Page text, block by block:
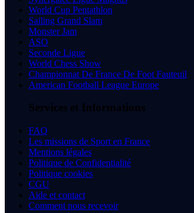
World Cup Pentathlon
Sailing Grand Slam
Monster Jam
ASO
Seconde Ligue
World Chess Show
Championnat De France De Foot Fauteuil
American Football League Europe
Services et Informations
FAQ
Les missions de Sport en France
Mentions légales
Politique de Confidentialité
Politique cookies
CGU
Aide et contact
Comment nous recevoir